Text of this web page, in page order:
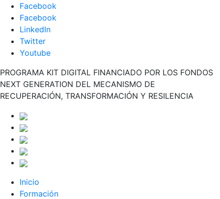
Facebook
Facebook
LinkedIn
Twitter
Youtube
PROGRAMA KIT DIGITAL FINANCIADO POR LOS FONDOS
NEXT GENERATION DEL MECANISMO DE
RECUPERACIÓN, TRANSFORMACIÓN Y RESILENCIA
Inicio
Formación